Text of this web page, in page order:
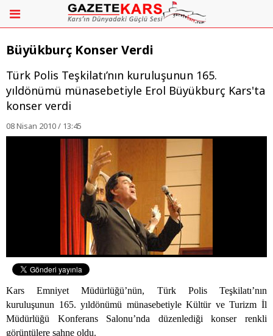
Büyükburç Konser Verdi
Türk Polis Teşkilatı’nın kuruluşunun 165.
yıldönümü münasebetiyle Erol Büyükburç Kars'ta
konser verdi
08 Nisan 2010 / 13:45
Kars Emniyet Müdürlüğü’nün, Türk Polis Teşkilatı’nın
kuruluşunun 165. yıldönümü münasebetiyle Kültür ve Turizm İl
Müdürlüğü Konferans Salonu’nda düzenlediği konser renkli
görüntülere sahne oldu.